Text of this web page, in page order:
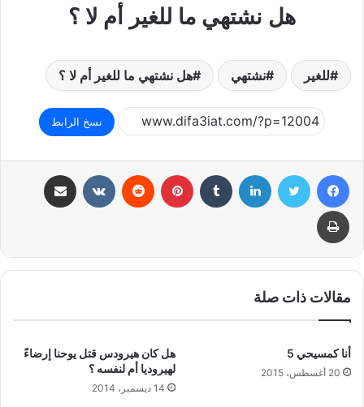
هل نشتهي ما للغير أم لا ؟
للغير نشتهي هل نشتهي ما للغير أم لا ؟
نسخ الرابط
فيسبوك تويتر لينكدإن بينتيريست
طباعة
مقالات ذات صلة
أنا كمسيحي 5
20 أغسطس، 2015
هل كان هيرودس قتل يوحنا إرضاءً
لهيروديا أم لنفسه ؟
14 ديسمبر، 2014